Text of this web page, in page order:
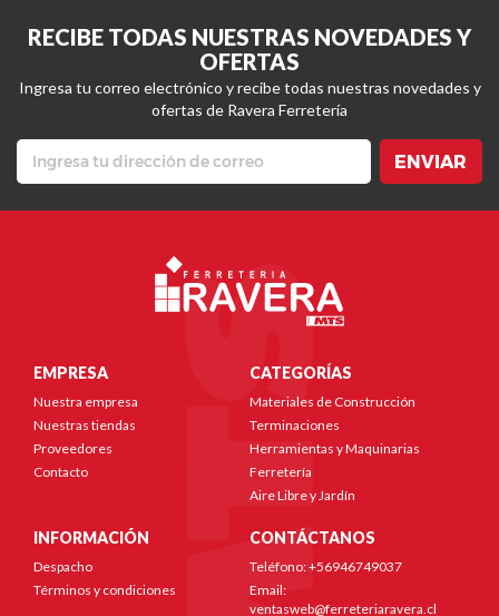
RECIBE TODAS NUESTRAS NOVEDADES Y
OFERTAS
Ingresa tu correo electrónico y recibe todas nuestras novedades y
ofertas de Ravera Ferretería
ENVIAR
EMPRESA
Nuestra empresa
Nuestras tiendas
Proveedores
Contacto
CATEGORÍAS
Materiales de Construcción
Terminaciones
Herramientas y Maquinarias
Ferretería
Aire Libre y Jardín
INFORMACIÓN
Despacho
Términos y condiciones
CONTÁCTANOS
Teléfono: +56946749037
Email:
ventasweb@ferreteriaravera.cl